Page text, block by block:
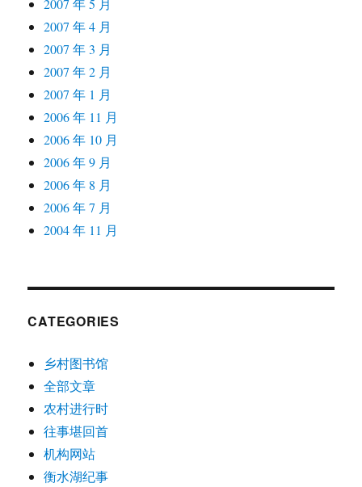
2007 年 5 月
2007 年 4 月
2007 年 3 月
2007 年 2 月
2007 年 1 月
2006 年 11 月
2006 年 10 月
2006 年 9 月
2006 年 8 月
2006 年 7 月
2004 年 11 月
CATEGORIES
乡村图书馆
全部文章
农村进行时
往事堪回首
机构网站
衡水湖纪事